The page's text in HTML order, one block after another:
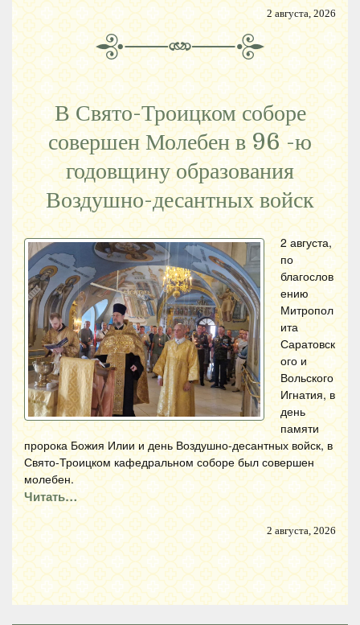
2 августа, 2026
В Свято-Троицком соборе
совершен Молебен в 96 -ю
годовщину образования
Воздушно-десантных войск
2 августа,
по
благослов
ению
Митропол
ита
Саратовск
ого и
Вольского
Игнатия, в
день
памяти
пророка Божия Илии и день Воздушно-десантных войск, в
Свято-Троицком кафедральном соборе был совершен
молебен.
Читать…
2 августа, 2026